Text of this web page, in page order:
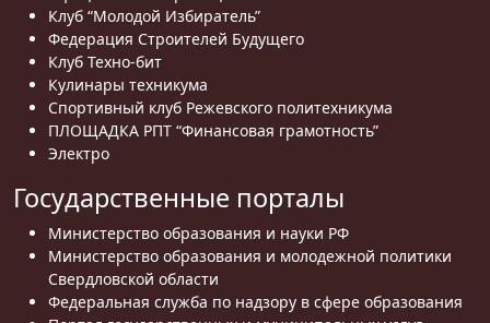
Клуб “Молодой Избиратель”
Федерация Строителей Будущего
Клуб Техно-бит
Кулинары техникума
Спортивный клуб Режевского политехникума
ПЛОЩАДКА РПТ “Финансовая грамотность”
Электро
Государственные порталы
Министерство образования и науки РФ
Министерство образования и молодежной политики
Свердловской области
Федеральная служба по надзору в сфере образования